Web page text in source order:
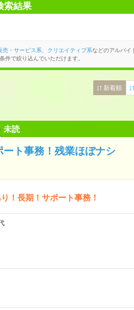
索結果
売・サービス系 クリエイティブ系などのアルバイ
件で絞り込んでいただけます。
新着順
未読
ート事務！残業ほぼナシ
！長期！サポート事務！